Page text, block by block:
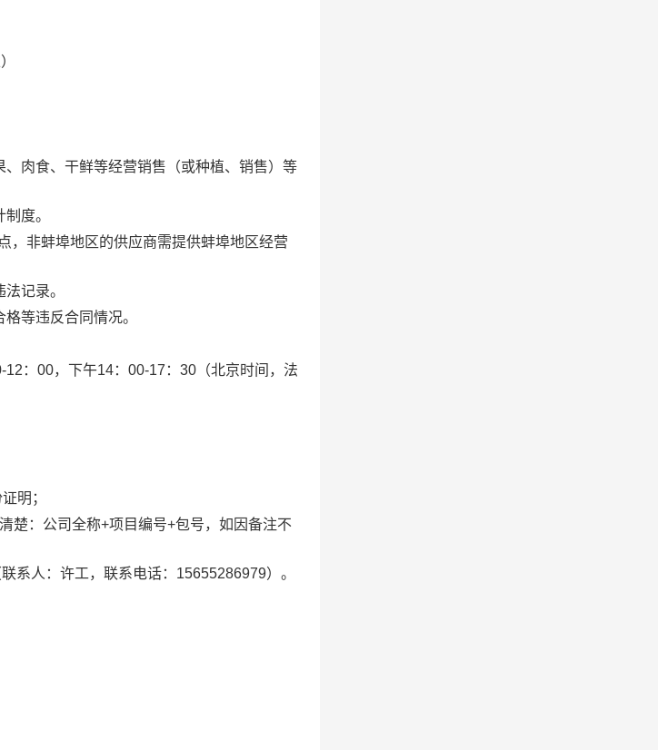
肉食、干鲜等经营销售（或种植、销售）等
度。
，非蚌埠地区的供应商需提供蚌埠地区经营
记录。
等违反合同情况。
：00，下午14：00-17：30（北京时间，法
明；
楚：公司全称+项目编号+包号，如因备注不
系人：许工，联系电话：15655286979）。